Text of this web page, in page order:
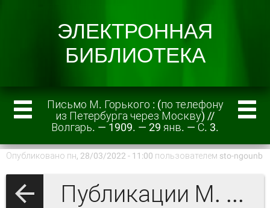
Письмо М. Горького : (по телефону
из Петербурга через Москву) //
Волгарь. — 1909. — 29 янв. — С. 3.
Опубликовано пн, 28/03/2022 - 11:00 пользователем sto-ngounb
Публикации М. Горького